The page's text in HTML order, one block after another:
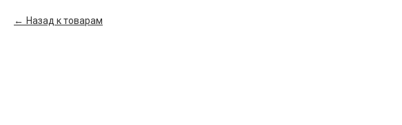
Назад к товарам